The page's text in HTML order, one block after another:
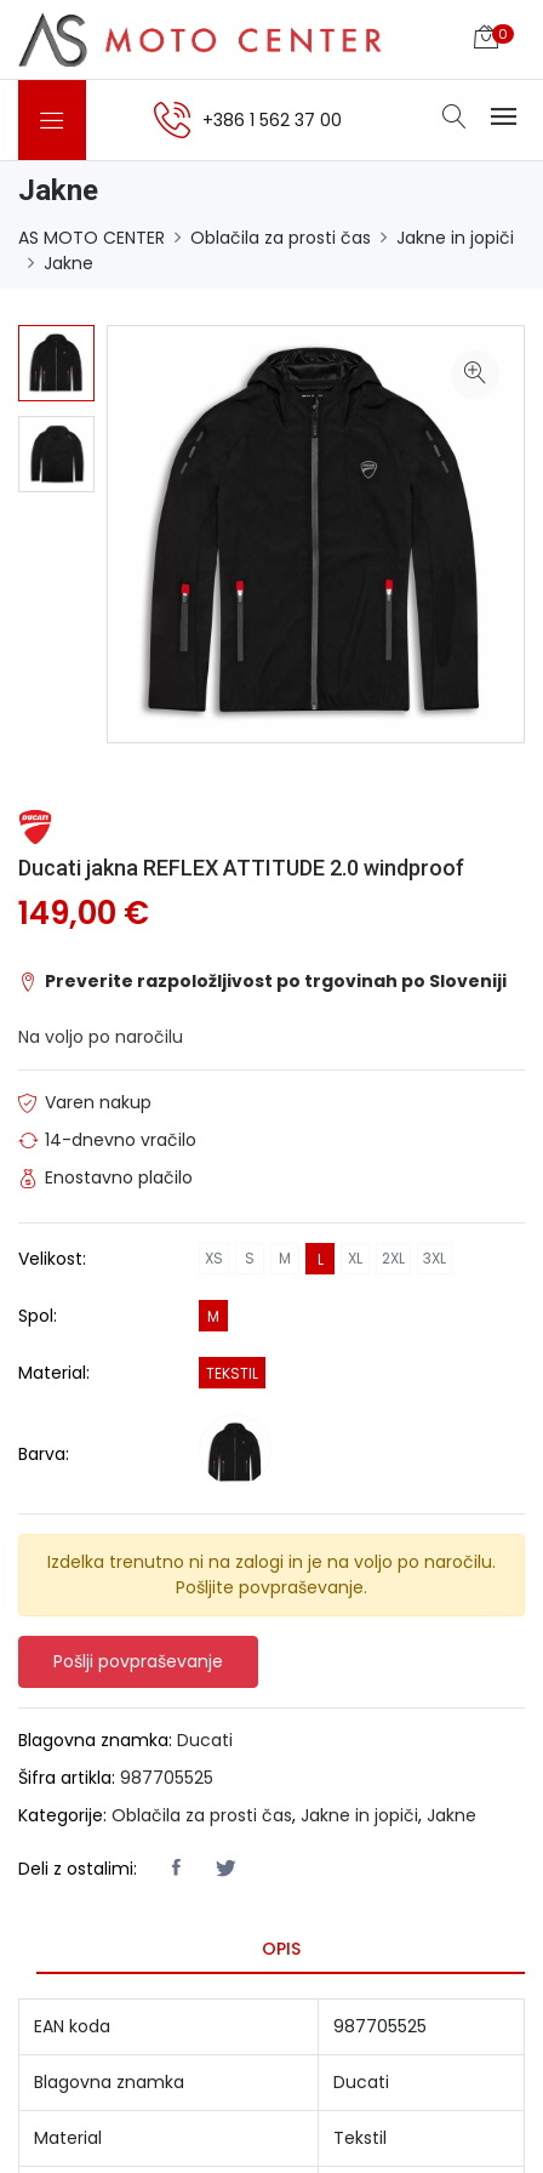
0
+386 1 562 37 00
Jakne
AS MOTO CENTER Oblačila za prosti čas
Jakne in jopiči
Jakne
Ducati jakna REFLEX ATTITUDE 2.0 windproof
149,00 €
Preverite razpoložljivost po trgovinah po Sloveniji
Na voljo po naročilu
Varen nakup
14-dnevno vračilo
Enostavno plačilo
Velikost: XS S M L XL 2XL 3XL
Spol: M
Material: TEKSTIL
Barva:
Izdelka trenutno ni na zalogi in je na voljo po naročilu.
Pošljite povpraševanje.
Pošlji povpraševanje
Blagovna znamka: Ducati
Šifra artikla: 987705525
Kategorije: Oblačila za prosti čas, Jakne in jopiči, Jakne
Deli z ostalimi:
OPIS
EAN koda 987705525
Blagovna znamka Ducati
Material Tekstil